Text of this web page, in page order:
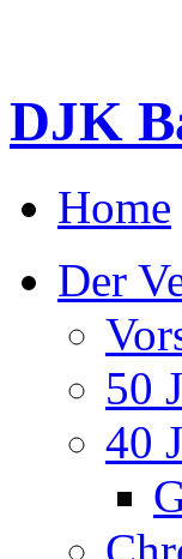
DJK
Home
Der
50
40